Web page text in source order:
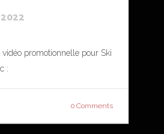
vidéo promotionnelle pour Ski
:
0 Comments